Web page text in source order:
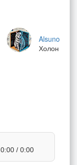
Alsuno
Холон
0:00 / 0:00